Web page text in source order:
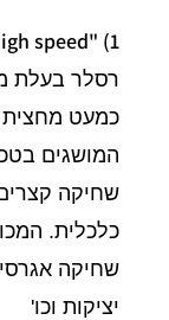
speed" (1"
רסלר בעלת
כמעט מחצית
המושגים
שחיקה
כלכלית.
שחיקה
יציקות וכו'